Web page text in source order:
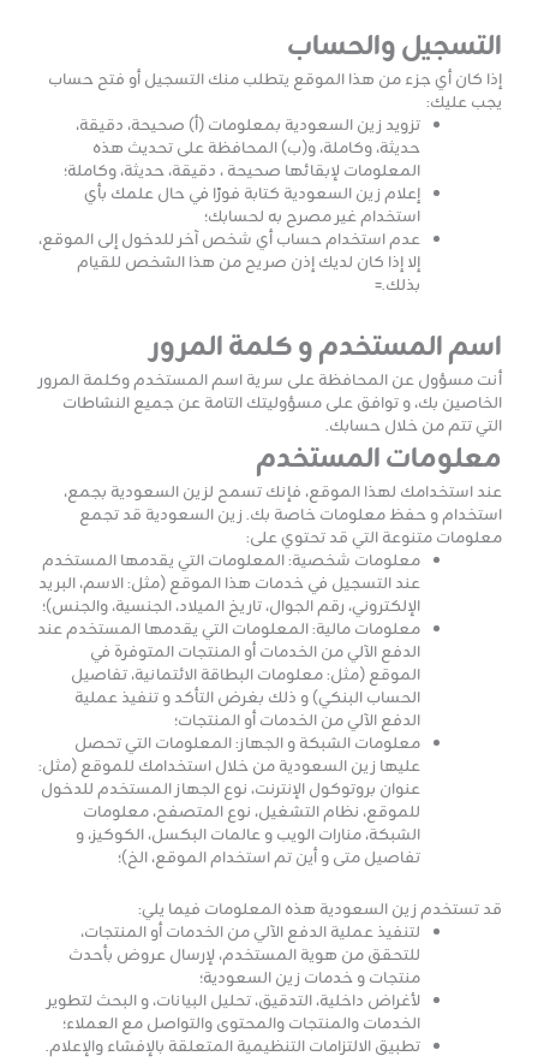
التسجيل والحساب
إذا كان أي جزء من هذا الموقع يتطلب منك التسجيل أو فتح حساب
يجب عليك:
تزويد زين السعودية بمعلومات (أ) صحيحة، دقيقة،
حديثة، وكاملة، و(ب) المحافظة على تحديث هذه
المعلومات لإبقائها صحيحة ، دقيقة، حديثة، وكاملة؛
إعلام زين السعودية كتابة فورًا في حال علمك بأي
استخدام غير مصرح به لحسابك؛
عدم استخدام حساب أي شخص آخر للدخول إلى الموقع،
إلا إذا كان لديك إذن صريح من هذا الشخص للقيام
بذلك.=
اسم المستخدم و كلمة المرور
أنت مسؤول عن المحافظة على سرية اسم المستخدم وكلمة المرور
الخاصين بك، و توافق على مسؤوليتك التامة عن جميع النشاطات
التي تتم من خلال حسابك.
معلومات المستخدم
عند استخدامك لهذا الموقع، فإنك تسمح لزين السعودية بجمع،
استخدام و حفظ معلومات خاصة بك. زين السعودية قد تجمع
معلومات متنوعة التي قد تحتوي على:
معلومات شخصية: المعلومات التي يقدمها المستخدم
عند التسجيل في خدمات هذا الموقع (مثل: الاسم، البريد
الإلكتروني، رقم الجوال، تاريخ الميلاد، الجنسية، والجنس)؛
معلومات مالية: المعلومات التي يقدمها المستخدم عند
الدفع الآلي من الخدمات أو المنتجات المتوفرة في
الموقع (مثل: معلومات البطاقة الائتمانية، تفاصيل
الحساب البنكي) و ذلك بغرض التأكد و تنفيذ عملية
الدفع الآلي من الخدمات أو المنتجات؛
معلومات الشبكة و الجهاز: المعلومات التي تحصل
عليها زين السعودية من خلال استخدامك للموقع (مثل:
عنوان بروتوكول الإنترنت، نوع الجهاز المستخدم للدخول
للموقع، نظام التشغيل، نوع المتصفح، معلومات
الشبكة، منارات الويب و عالمات البكسل، الكوكيز، و
تفاصيل متى و أين تم استخدام الموقع، الخ)؛
قد تستخدم زين السعودية هذه المعلومات فيما يلي:
لتنفيذ عملية الدفع الآلي من الخدمات أو المنتجات،
للتحقق من هوية المستخدم، لإرسال عروض بأحدث
منتجات و خدمات زين السعودية؛
لأغراض داخلية، التدقيق، تحليل البيانات، و البحث لتطوير
الخدمات والمنتجات والمحتوى والتواصل مع العملاء؛
تطبيق الالتزامات التنظيمية المتعلقة بالإفشاء والإعلام.